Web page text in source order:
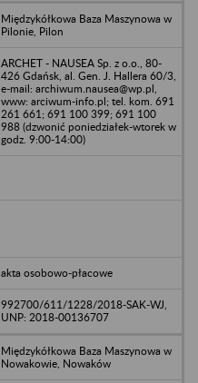
Międzykółkowa Baza Maszynowa w
Pilonie, Pilon
ARCHET - NAUSEA Sp. z o.o., 80-
426 Gdańsk, al. Gen. J. Hallera 60/3,
e-mail: archiwum.nausea@wp.pl,
www: arciwum-info.pl; tel. kom. 691
261 661; 691 100 399; 691 100
988 (dzwonić poniedziałek-wtorek w
godz. 9:00-14:00)
akta osobowo-płacowe
992700/611/1228/2018-SAK-WJ,
UNP: 2018-00136707
Międzykółkowa Baza Maszynowa w
Nowakowie, Nowaków